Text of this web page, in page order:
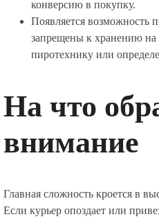
конверсию в покупку.
Появляется возможность
запрещены к хранению на
пиротехнику или
На что
внимание
Главная сложность кроется в
Если курьер опоздает или